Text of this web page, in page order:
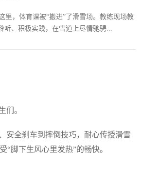
，体育课被“搬进”了滑雪场。教练现场教
听、积极实践，在雪道上尽情驰骋...
们。
安全刹车到摔倒技巧，耐心传授滑雪
脚下生风心里发热”的畅快。